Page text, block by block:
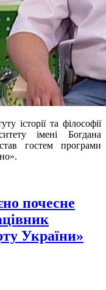
історії та філософії
імені Богдана
гостем програми
почесне
України»